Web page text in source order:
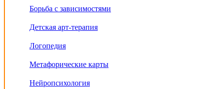
Борьба с зависимостями
Детская арт-терапия
Логопедия
Метафорические карты
Нейропсихология